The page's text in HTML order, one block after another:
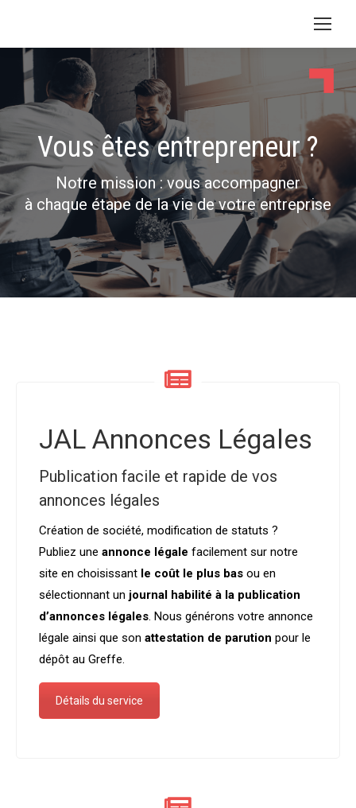
Vous êtes entrepreneur ?
Notre mission : vous accompagner
à chaque étape de la vie de votre entreprise
JAL Annonces Légales
Publication facile et rapide de vos
annonces légales
Création de société, modification de statuts ?
Publiez une annonce légale facilement sur notre
site en choisissant le coût le plus bas ou en
sélectionnant un journal habilité à la publication
d’annonces légales . Nous générons votre annonce
légale ainsi que son attestation de parution pour le
dépôt au Greffe.
Détails du service